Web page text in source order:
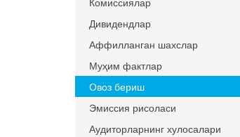
Дивидендлар
Аффилланган шахслар
Муҳим фактлар
Овоз бериш
Эмиссия рисоласи
Аудиторларнинг хулосалари